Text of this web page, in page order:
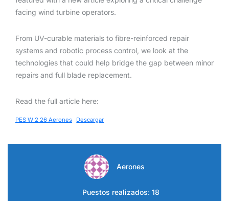
facing wind turbine operators.
From UV-curable materials to fibre-reinforced repair
systems and robotic process control, we look at the
technologies that could help bridge the gap between minor
repairs and full blade replacement.
Read the full article here:
PES W 2 26 Aerones Descargar
Aerones
Puestos realizados: 18